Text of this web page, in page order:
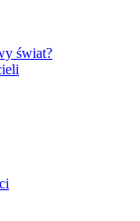
świat?